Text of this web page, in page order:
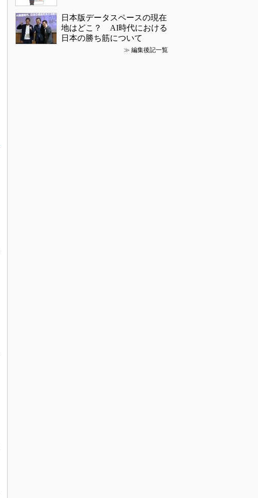
日本版データスペースの現在
地はどこ？ AI時代における
日本の勝ち筋について
≫ 編集後記一覧